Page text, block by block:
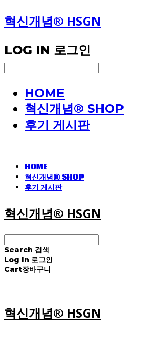
혁신개념® HSGN
LOG IN 로그인
HOME
혁신개념® SHOP
후기 게시판
HOME
혁신개념® SHOP
후기 게시판
혁신개념® HSGN
Search 검색
Log In 로그인
Cart장바구니
혁신개념® HSGN